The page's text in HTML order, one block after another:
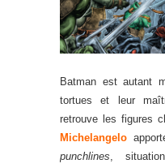
Batman est autant
tortues et leur
retrouve les figures
Michelangelo
punchlines,